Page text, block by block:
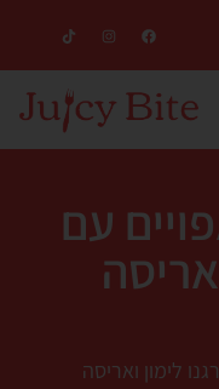
עם
אריסה
לימון ואריסה